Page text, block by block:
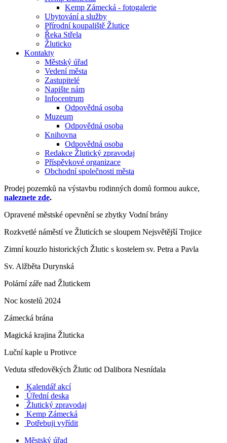
Kemp Zámecká - fotogalerie
Ubytování a služby
Přírodní koupaliště Žlutice
Řeka Střela
Žluticko
Kontakty
Městský úřad
Vedení města
Zastupitelé
Napište nám
Infocentrum
Odpovědná osoba
Muzeum
Odpovědná osoba
Knihovna
Odpovědná osoba
Redakce Žlutický zpravodaj
Příspěvkové organizace
Obchodní společnosti města
Prodej pozemků na výstavbu rodinných domů formou aukce,
naleznete zde.
Opravené městské opevnění se zbytky Vodní brány
Rozkvetlé náměstí ve Žluticích se sloupem Nejsvětější Trojice
Zimní kouzlo historických Žlutic s kostelem sv. Petra a Pavla
Sv. Alžběta Durynská
Polární záře nad Žlutickem
Noc kostelů 2024
Zámecká brána
Magická krajina Žluticka
Luční kaple u Protivce
Veduta středověkých Žlutic od Dalibora Nesnídala
Kalendář akcí
Úřední deska
Žlutický zpravodaj
Kemp Zámecká
Potřebuji vyřídit
Městský úřad